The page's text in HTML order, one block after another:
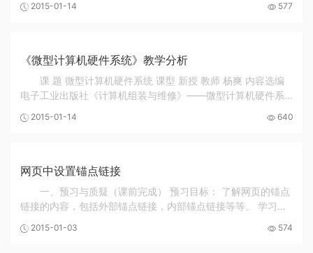
障情景中哪个部件出了问题 情感目标： ...
2015-01-14 577
《微型计算机硬件系统》教学分析
课 题 微型计算机硬件系统 课型 新授 教师 杨爽 内容选编
电子工业出版社《计算机组装与维修》——微型计算机硬件系
览室 授课日期 2017年10月11日（星期三...
2015-01-14 640
网页中设置锚点链接
一、预习与质疑（课前完成） 预习目标： 了解网页的锚点
链接的内容，包括外部锚点链接，内部锚点链接等等。 学习目
面的锚点链接 (3) 学会制作不同页面间...
2015-01-03 574